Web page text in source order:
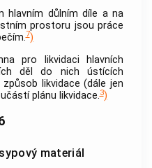
hlavním důlním díle a na
prostoru jsou práce
7)
pro likvidaci hlavních
děl do nich ústících
likvidace (dále jen
plánu likvidace.3)
materiál